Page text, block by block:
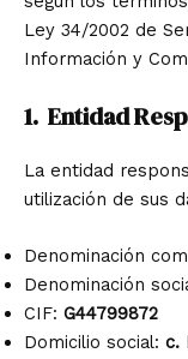
Ley 34/2002 de
Información y
1. Entidad
La entidad
utilización de sus
Denominación
Denominación
CIF: G44799872
Domicilio social: c.